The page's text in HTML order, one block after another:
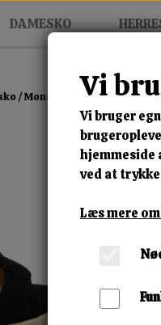
DAMESKO
Monaco Luxe Wedge
Vi
Vi bruger
hjemmeside
ved at
Læs mere